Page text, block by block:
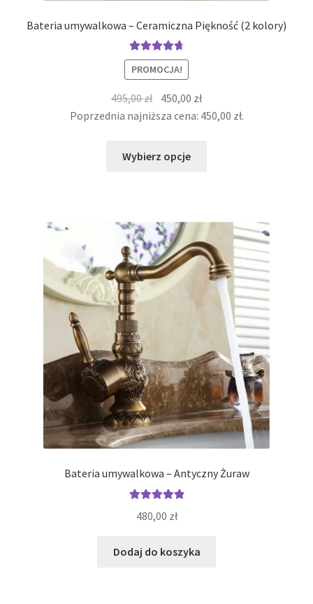
Bateria umywalkowa – Ceramiczna Piękność (2 kolory)
Oceniono
4.82na 5
PROMOCJA!
495,00zł Pierwotna
cena
495,00 zł.
450,00 złAktualna
cena
Poprzednia najniższa cena: 450,00 zł.
Wybierz opcje
Opcje
można
wybrać
na
stronie
produktu
Bateria umywalkowa – Antyczny Żuraw
5.00
480,00 zł
Dodaj do koszyka